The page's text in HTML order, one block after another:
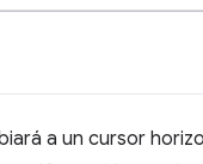
a un cursor